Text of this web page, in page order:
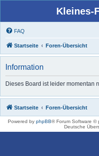
Kleines-
FAQ
Startseite Foren-Übersicht
Information
Dieses Board ist leider momentan
Startseite Foren-Übersicht
Powered by phpBB® Forum Software ©
Deutsche